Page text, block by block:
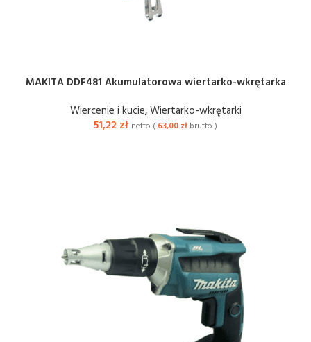
MAKITA DDF481 Akumulatorowa wiertarko-wkrętarka
Wiercenie i kucie,Wiertarko-wkrętarki
51,22 zł netto ( 63,00 zł brutto )